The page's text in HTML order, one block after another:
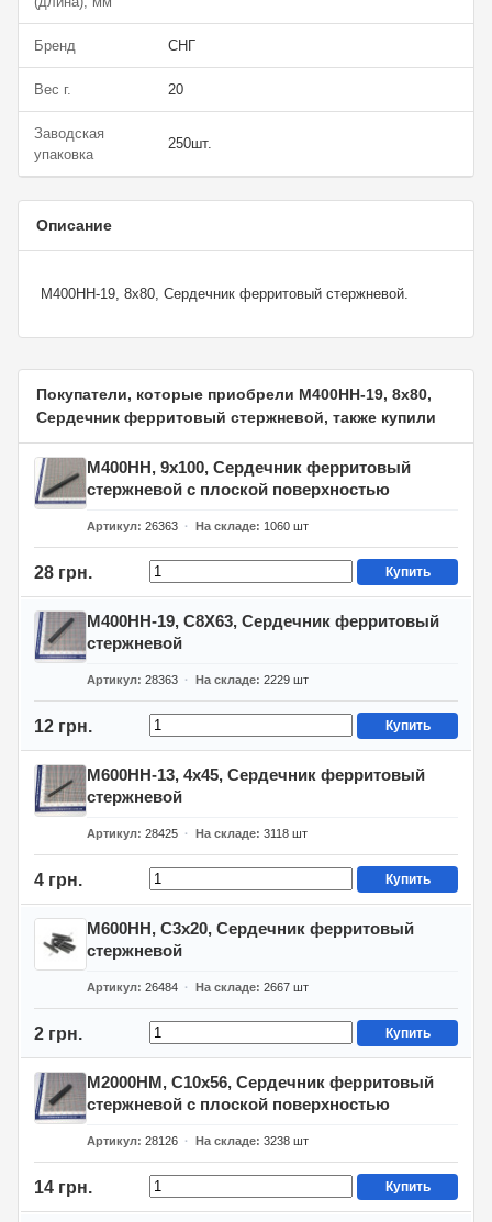
Бренд СНГ
Вес г. 20
Заводская
упаковка
250шт.
Описание
М400НН-19, 8х80, Сердечник ферритовый стержневой.
Покупатели, которые приобрели М400НН-19, 8х80,
Сердечник ферритовый стержневой, также купили
М400НН, 9х100, Сердечник ферритовый
стержневой с плоской поверхностью
Артикул 26363 На складе 1060 шт
28 грн. Купить
М400НН-19, С8Х63, Сердечник ферритовый
стержневой
Артикул 28363 На складе 2229 шт
12 грн. Купить
М600НН-13, 4х45, Сердечник ферритовый
стержневой
Артикул 28425 На складе 3118 шт
4 грн. Купить
М600НН, С3х20, Сердечник ферритовый
стержневой
Артикул 26484 На складе 2667 шт
2 грн. Купить
М2000НМ, С10х56, Сердечник ферритовый
стержневой с плоской поверхностью
Артикул 28126 На складе 3238 шт
14 грн. Купить